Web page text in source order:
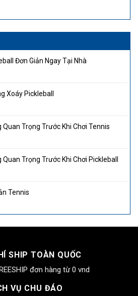
Đơn Giản Ngay Tại Nhà
Xoáy Pickleball
Quan Trọng Trước Khi Chơi Tennis
Quan Trọng Trước Khi Chơi Pickleball
Tennis
SHIP TOÀN QUỐC
đơn hàng từ 0 vnd
VỤ CHU ĐÁO